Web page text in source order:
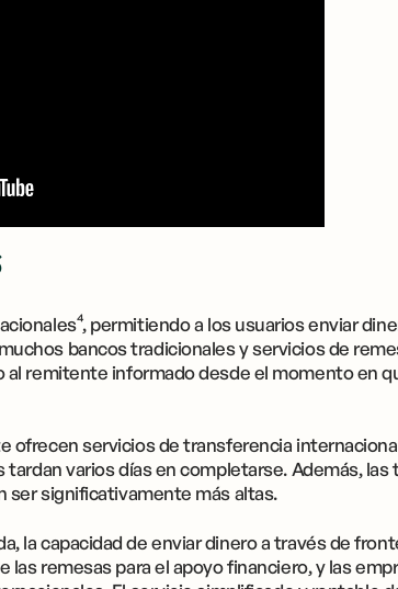
permitiendo a los usuarios enviar
bancos tradicionales y servicios de
remitente informado desde el momento en
ofrecen servicios de transferencia
varios días en completarse. Además, las
ser significativamente más altas.
la capacidad de enviar dinero a través de
remesas para el apoyo financiero, y las